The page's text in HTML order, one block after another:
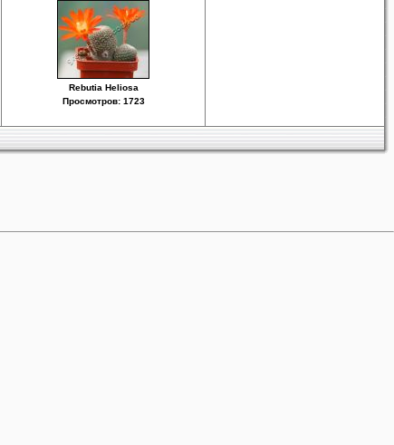
Rebutia Heliosa
Просмотров: 1723